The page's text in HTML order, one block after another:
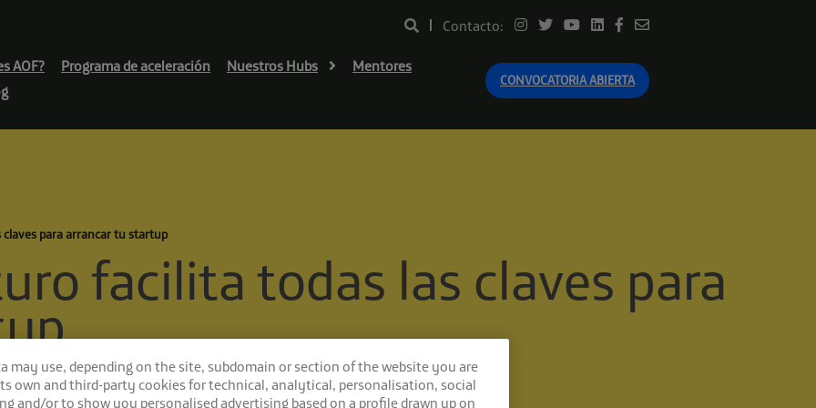
Contacto:
AOF? Programa de aceleración Nuestros Hubs
Mentores
CONVOCATORIA ABIERTA
para arrancar tu startup
facilita todas las claves para
may use, depending on the site, subdomain or section of the website you are
own and third-party cookies for technical, analytical, personalisation, social
and/or to show you personalised advertising based on a profile drawn up on